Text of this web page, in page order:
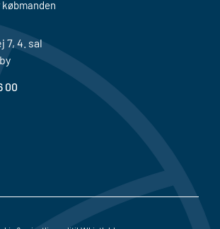
7, 4. sal
00
købmanden